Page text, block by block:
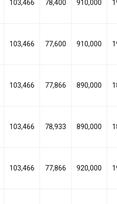
103,466 78,400 910,000
103,466 77,600 910,000
103,466 77,866 890,000
103,466 78,933 890,000
103,466 77,866 920,000